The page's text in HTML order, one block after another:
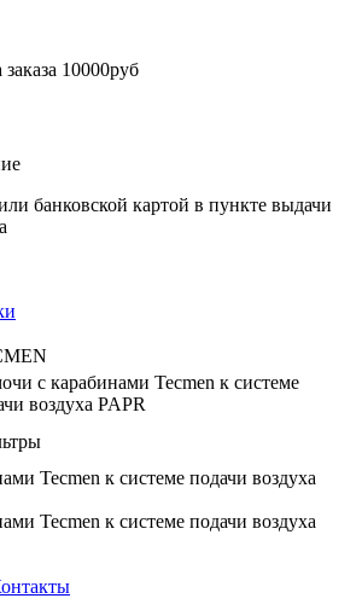
10000руб
банковской картой в пункте выдачи
с карабинами Tecmen к системе
воздуха PAPR
Tecmen к системе подачи воздуха
Tecmen к системе подачи воздуха